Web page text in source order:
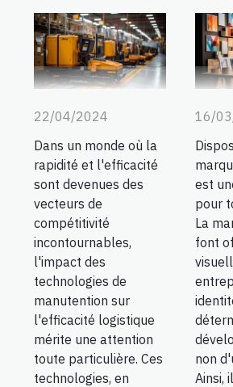
22/04/2024
Dans un monde où la
rapidité et l'efficacité
sont devenues des
vecteurs de
compétitivité
incontournables,
l'impact des
technologies de
manutention sur
l'efficacité logistique
mérite une attention
toute particulière. Ces
technologies, en
16/
est
pour
La
font
non
Ainsi,